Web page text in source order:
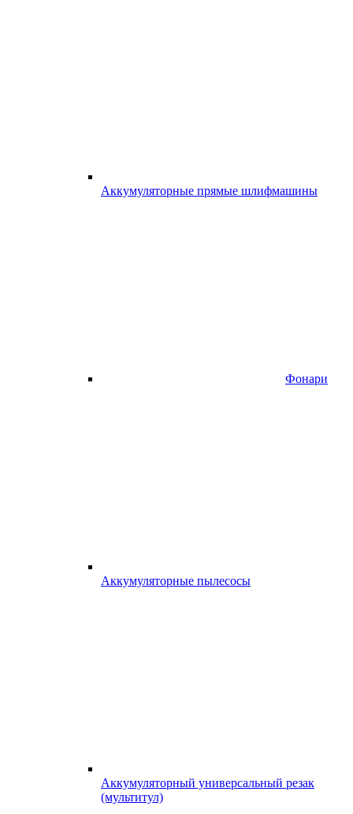
Аккумуляторные прямые шлифмашины
Фонари
Аккумуляторные пылесосы
Аккумуляторный универсальный резак
(мультитул)